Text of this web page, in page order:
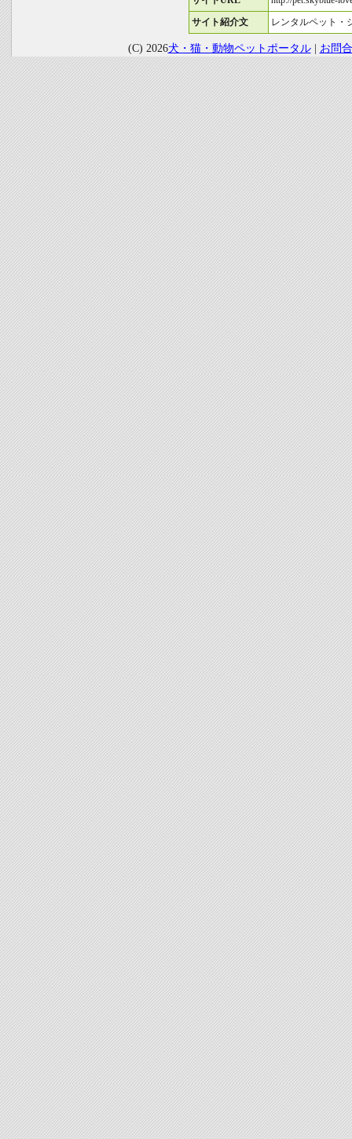
サイト紹介文 レンタルペット・
(C) 2026犬・猫・動物ペットポータル| お問